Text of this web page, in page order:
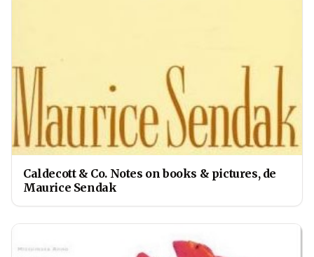
Caldecott & Co. Notes on books & pictures, de
Maurice Sendak